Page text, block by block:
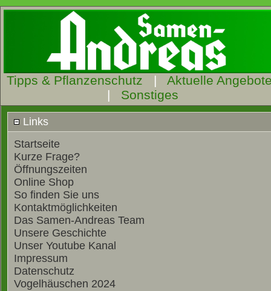
Tipps & Pflanzenschutz | Aktuelle
| Sonstiges
Links
Startseite
Kurze Frage?
Öffnungszeiten
Online Shop
So finden Sie uns
Kontaktmöglichkeiten
Das Samen-Andreas Team
Unsere Geschichte
Unser Youtube Kanal
Impressum
Datenschutz
Vogelhäuschen 2024